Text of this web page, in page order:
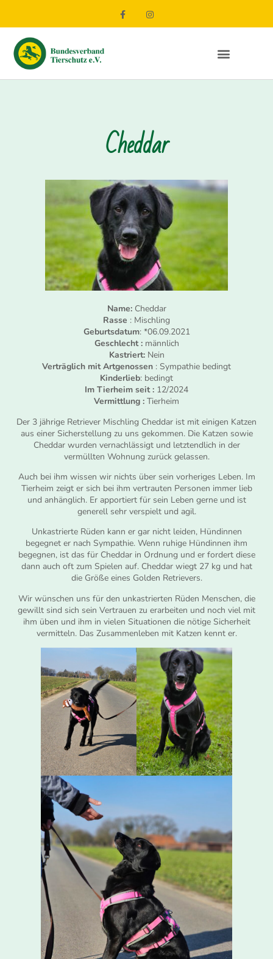
Cheddar
Name: Cheddar
Rasse : Mischling
Geburtsdatum: *06.09.2021
Geschlecht :männlich
Kastriert: Nein
Verträglich mit Artgenossen : Sympathie bedingt
Kinderlieb: bedingt
Im Tierheim seit : 12/2024
Vermittlung : Tierheim
Der 3 jährige Retriever Mischling Cheddar ist mit einigen Katzen
aus einer Sicherstellung zu uns gekommen. Die Katzen sowie
Cheddar wurden vernachlässigt und letztendlich in der
vermüllten Wohnung zurück gelassen.
Auch bei ihm wissen wir nichts über sein vorheriges Leben. Im
Tierheim zeigt er sich bei ihm vertrauten Personen immer lieb
und anhänglich. Er apportiert für sein Leben gerne und ist
generell sehr verspielt und agil.
Unkastrierte Rüden kann er gar nicht leiden, Hündinnen
begegnet er nach Sympathie. Wenn ruhige Hündinnen ihm
begegnen, ist das für Cheddar in Ordnung und er fordert diese
dann auch oft zum Spielen auf. Cheddar wiegt 27 kg und hat
die Größe eines Golden Retrievers.
Wir wünschen uns für den unkastrierten Rüden Menschen, die
gewillt sind sich sein Vertrauen zu erarbeiten und noch viel mit
ihm üben und ihm in vielen Situationen die nötige Sicherheit
vermitteln. Das Zusammenleben mit Katzen kennt er.